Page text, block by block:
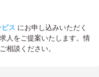
ス にお申し込みいただく
人をご提案いたします。情
相談ください。